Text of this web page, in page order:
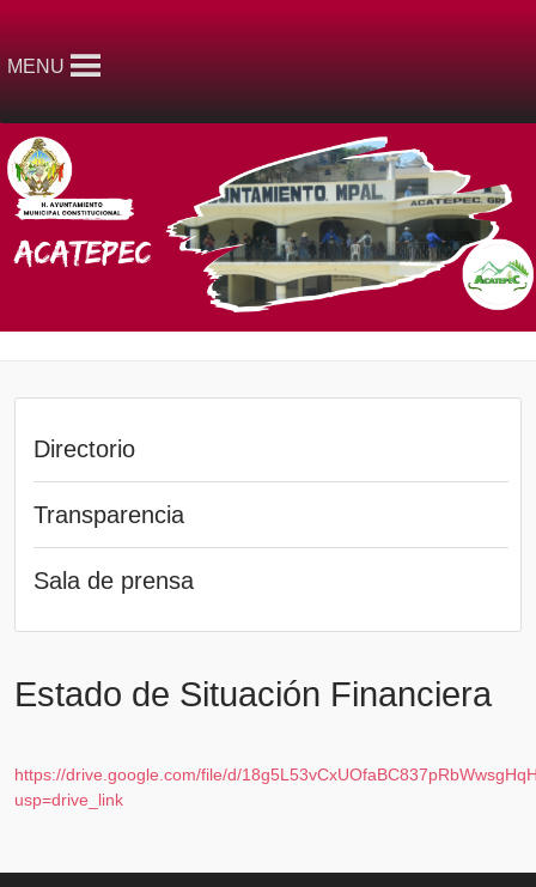
MENU
Directorio
Transparencia
Sala de prensa
Estado de Situación Financiera
https://drive.google.com/file/d/
usp=drive_link